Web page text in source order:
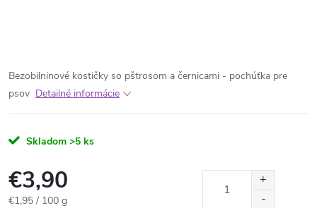
Bezobilninové kostičky so pštrosom a černicami - pochúťka pre
psov Detailné informácie
Skladom >5 ks
€3,90
Jednotková
€1,95 / 100 g